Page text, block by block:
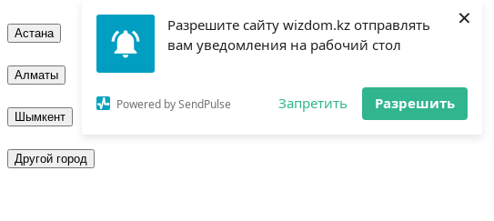
Разрешите сайту wizdom.kz отправлять
вам уведомления на рабочий стол
Powered by SendPulse Запретить Разрешить
×
Астана
Алматы
Шымкент
Другой город